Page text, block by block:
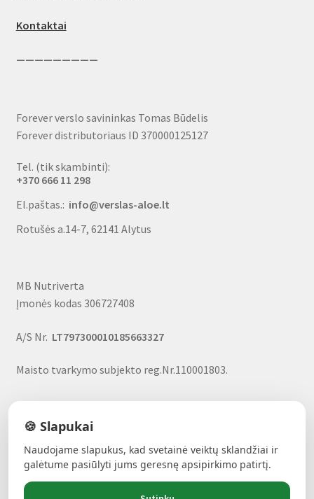
Kontaktai
—————————
Forever verslo savininkas Tomas Būdelis
Forever distributoriaus ID 370000125127
Tel. (tik skambinti):
+370 666 11 298
El.paštas.: info@verslas-aloe.lt
Rotušės a.14-7, 62141 Alytus
MB Nutriverta
Įmonės kodas 306727408
A/S Nr. LT797300010185663327
Maisto tvarkymo subjekto reg.Nr.110001803.
ALAVIJŲ GALIA!- Forever produktai, nuolaidos, uždarbio
galimybė
🍪 Slapukai
Naudojame slapukus, kad svetainė veiktų sklandžiai ir
galėtume pasiūlyti jums geresnę apsipirkimo patirtį.